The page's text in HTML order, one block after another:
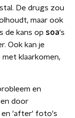
De drugs zou
maar ook
de kans op soa's
Ook kan je
klaarkomen,
en
door
en 'after' foto's